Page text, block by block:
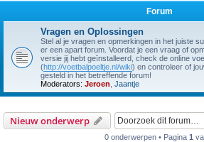
Forum
Vragen en Oplossingen
Stel al je vragen en opmerkingen in het juiste
er een apart forum. Voordat je een vraag of
versie jij hebt geïnstalleerd, check de online
(http://voetbalpoeltje.nl/wiki) en controleer of
gesteld in het betreffende forum!
Moderators: Jeroen Jaantje
Nieuw onderwerp
0 onderwerpen • Pagina 1